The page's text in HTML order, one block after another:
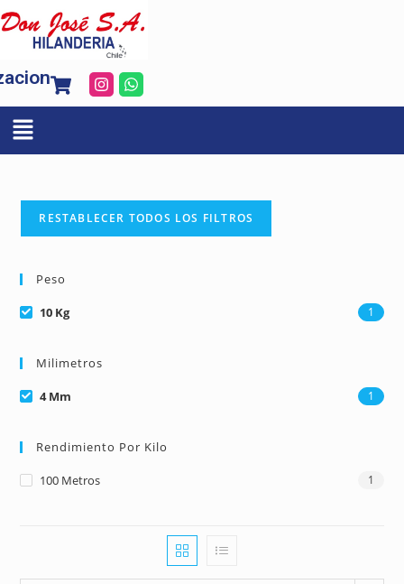
RESTABLECER TODOS LOS FILTROS
Peso
10 Kg 1
Milimetros
4 Mm 1
Rendimiento Por Kilo
100 Metros 1